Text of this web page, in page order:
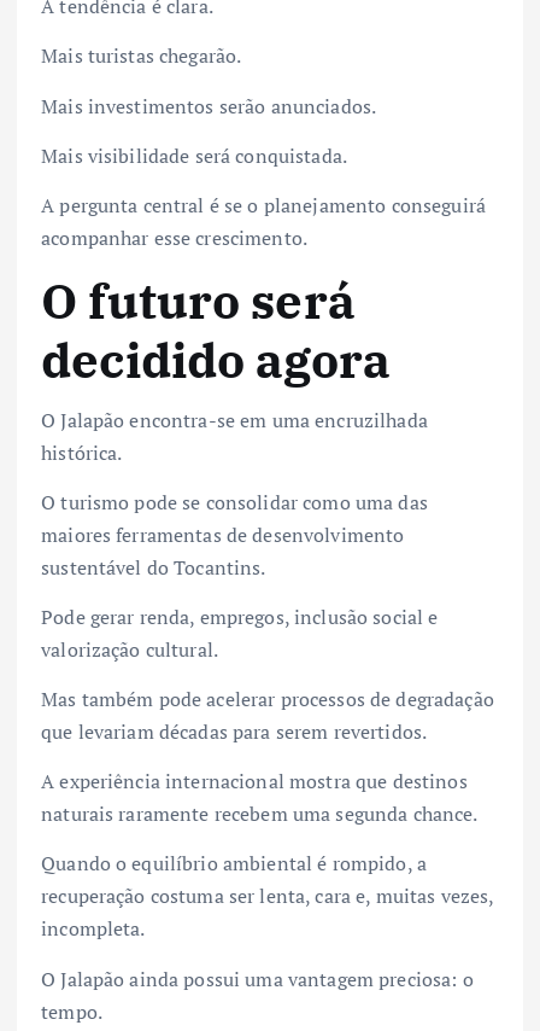
A tendência é clara.
Mais turistas chegarão.
Mais investimentos serão anunciados.
Mais visibilidade será conquistada.
A pergunta central é se o planejamento conseguirá
acompanhar esse crescimento.
O futuro será
decidido agora
O Jalapão encontra-se em uma encruzilhada
histórica.
O turismo pode se consolidar como uma das
maiores ferramentas de desenvolvimento
sustentável do Tocantins.
Pode gerar renda, empregos, inclusão social e
valorização cultural.
Mas também pode acelerar processos de degradação
que levariam décadas para serem revertidos.
A experiência internacional mostra que destinos
naturais raramente recebem uma segunda chance.
Quando o equilíbrio ambiental é rompido, a
recuperação costuma ser lenta, cara e, muitas vezes,
incompleta.
O Jalapão ainda possui uma vantagem preciosa: o
tempo.